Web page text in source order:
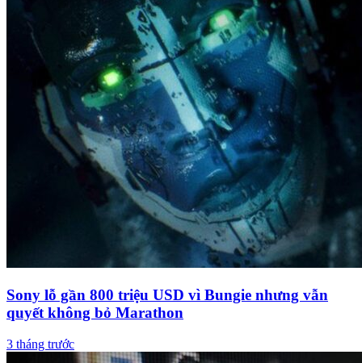
Sony lỗ gần 800 triệu USD vì Bungie nhưng vẫn
quyết không bỏ Marathon
3 tháng trước